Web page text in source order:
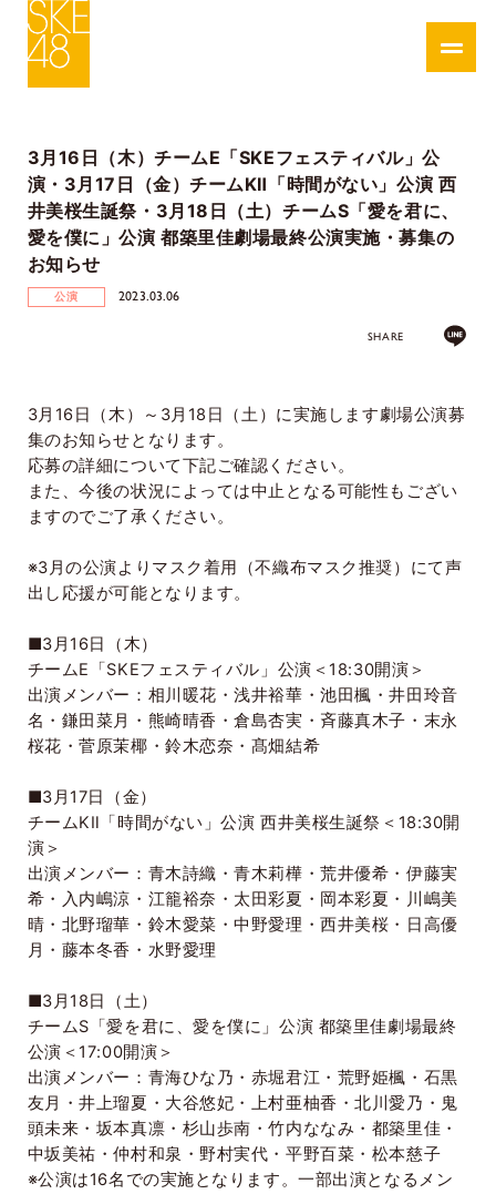
3月16日（木）チームE「SKEフェスティバル」公
演・3月17日（金）チームKⅡ「時間がない」公演 西
井美桜生誕祭・3月18日（土）チームS「愛を君に、
愛を僕に」公演 都築里佳劇場最終公演実施・募集の
お知らせ
公演 2023.03.06
SHARE
3月 16日（木）～ 3月 18 日（土）に実施します劇場公演募
集のお知らせとなります。
応募の詳細について下記ご確認ください。
また、今後の状況によっては中止となる可能性もござい
ますのでご了承ください。
※3月の公演よりマスク着用（不織布マスク推奨）にて声
出し応援が可能となります。
■3月 16日（木）
チームE 「SKEフェスティバル」公演＜ 18:30開演＞
出演メンバー：相川暖花・浅井裕華・池田楓・井田玲音
名・鎌田菜月・熊崎晴香・倉島杏実・斉藤真木子・末永
桜花・菅原茉椰・鈴木恋奈・髙畑結希
■3月 17日（金）
チームKⅡ「時間がない」公演 西井美桜生誕祭＜ 18:30開
演＞
出演メンバー：青木詩織・青木莉樺・荒井優希・伊藤実
希・入内嶋涼・江籠裕奈・太田彩夏・岡本彩夏・川嶋美
晴・北野瑠華・鈴木愛菜・中野愛理・西井美桜・日高優
月・藤本冬香・水野愛理
■3月 18日（土）
チームS 「愛を君に、愛を僕に」公演 都築里佳劇場最終
公演＜ 17:00開演＞
出演メンバー：青海ひな乃・赤堀君江・荒野姫楓・石黒
友月・井上瑠夏・大谷悠妃・上村亜柚香・北川愛乃・鬼
頭未来・坂本真凛・杉山歩南・竹内ななみ・都築里佳・
中坂美祐・仲村和泉・野村実代・平野百菜・松本慈子
※公演は16名での実施となります。一部出演となるメン